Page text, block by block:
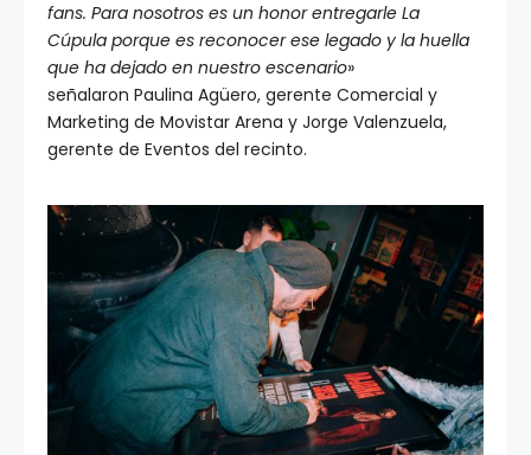
fans. Para nosotros es un honor entregarle La
Cúpula porque es reconocer ese legado y la huella
que ha dejado en nuestro escenario»
señalaron Paulina Agüero, gerente Comercial y
Marketing de Movistar Arena y Jorge Valenzuela,
gerente de Eventos del recinto.